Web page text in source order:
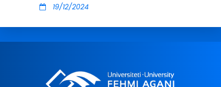
19/12/2024